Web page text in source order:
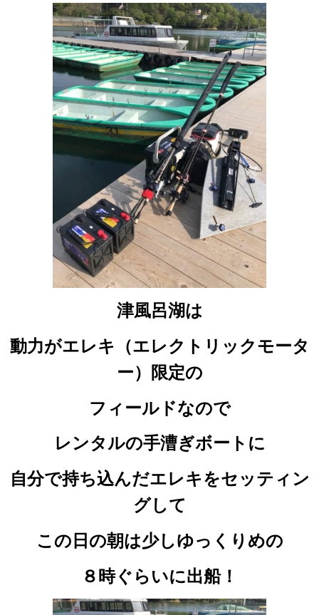
津風呂湖は
動力がエレキ（エレクトリックモータ
ー）限定の
フィールドなので
レンタルの手漕ぎボートに
自分で持ち込んだエレキをセッティン
グして
この日の朝は少しゆっくりめの
８時ぐらいに出船！